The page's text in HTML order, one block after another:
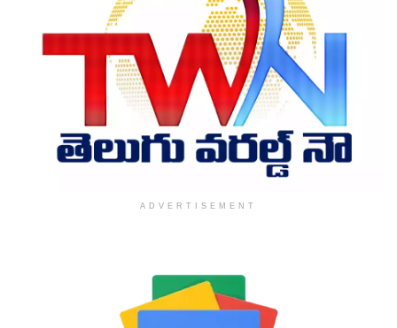
ADVERTISEMENT